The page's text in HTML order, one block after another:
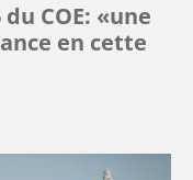
COE: «une
en cette